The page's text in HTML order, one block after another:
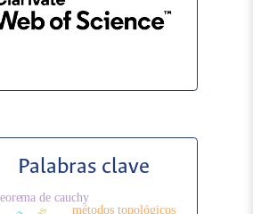
Palabras clave
métodos topológicos
de cauchy